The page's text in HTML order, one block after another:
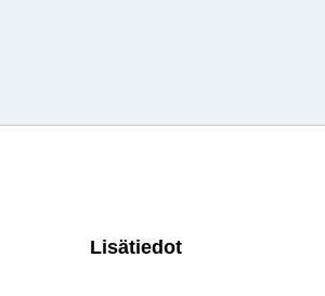
Lisätiedot